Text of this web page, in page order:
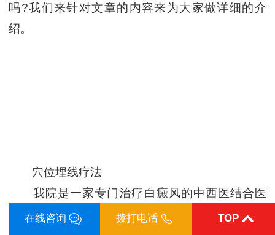
吗?我们来针对文章的内容来为大家做详细的介
绍。
穴位埋线疗法
我院是一家专门治疗白癜风的中西医结合医
院，有全面的治疗技术，比如：穴位埋线疗法。穴
在线咨询 拨打电话 TOP